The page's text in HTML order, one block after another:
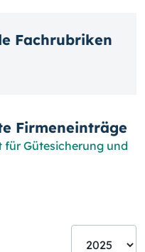
Fachrubriken
Firmeneinträge
Gütesicherung und